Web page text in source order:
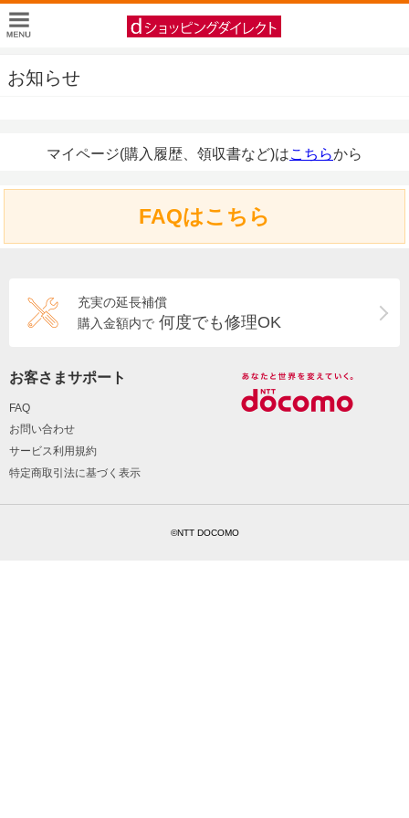
お知らせ
マイページ(購入履歴、領収書など)はこちらから
FAQはこちら
充実の延長補償
購入金額内で 何度でも修理OK
お客さまサポート
FAQ
お問い合わせ
サービス利用規約
特定商取引法に基づく表示
©NTT DOCOMO